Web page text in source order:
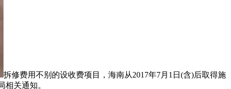
拆修费用不别的设收费项目，海南从2017年7月1日(含)后取得施
关通知。